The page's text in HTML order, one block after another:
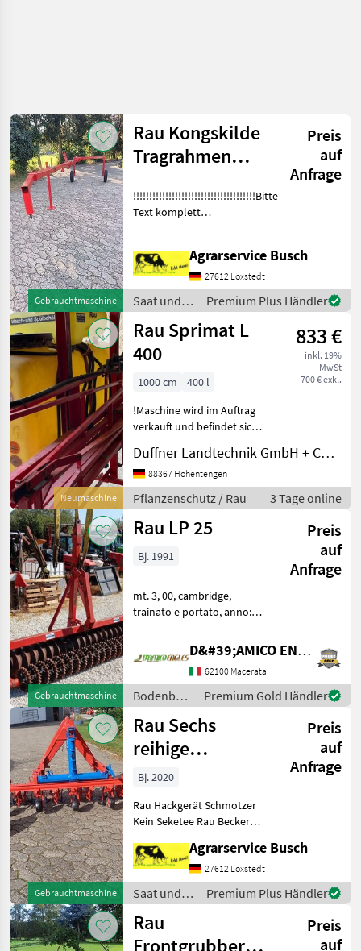
Gebrauchtmaschine
Rau Kongskilde
Tragrahmen
Rechtecktr
Preis
auf
Anfrage
!!!!!!!!!!!!!!!!!!!!!!!!!!!!!!!!!!!!!!Bitte
Text komplett
Für Schreib- & Setzfehler
wird
Agrarservice Busch
27612 Loxstedt
Saat und
Pflege /
Rau
Premium Plus Händler
Neumaschine
Rau Sprimat L
400
833 €
inkl. 19%
MwSt
700 € exkl.
1000 cm
400 l
!Maschine wird im Auftrag
verkauft und befindet sich
Feldspritze gebraucht Bj:
1971 400l 10m Gestänge
Frischwassertank
Gelenkwelle !Maschine w
Duffner Landtechnik GmbH + Co KG
88367 Hohentengen
Pflanzenschutz / Rau 3 Tage online
Gebrauchtmaschine
Rau LP 25
Preis
auf
Anfrage
Bj. 1991
mt. 3, 00, cambridge,
trainato e portato, anno:
Bodenbearbeitung
Walzen/Packer
D&#39;AMICO ENGLES SRL
62100 Macerata
Bodenbearbeitung
/ Rau
Premium Gold Händler
Gebrauchtmaschine
Rau Sechs
reihige
Fronthacke mit
Akkord Dreieck
von
Preis
auf
Anfrage
Bj. 2020
Rau Hackgerät Schmotzer
Kein Seketee Rau Becker
Carree Caree Howard
Kongskilde Hackgerät
Hatzenbichler Einböck
Hackgerät Rau Hacke 6 reihi
Agrarservice Busch
27612 Loxstedt
Saat und
Pflege /
Rau
Premium Plus Händler
Rau
Frontgrubber
Preis
auf